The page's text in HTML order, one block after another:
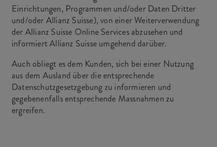
Einrichtungen, Programmen und/oder Daten Dritter
und/oder Allianz Suisse), von einer Weiterverwendung
der Allianz Suisse Online Services abzusehen und
informiert Allianz Suisse umgehend darüber.
Auch obliegt es dem Kunden, sich bei einer Nutzung
aus dem Ausland über die entsprechende
Datenschutzgesetzgebung zu informieren und
gegebenenfalls entsprechende Massnahmen zu
ergreifen.